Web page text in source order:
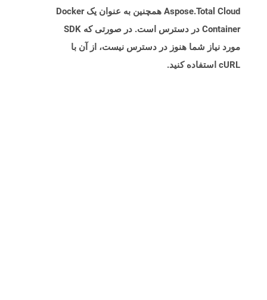
Aspose.Total Cloud همچنین به عنوان یک Docker
Container در دسترس است. در صورتی که SDK
مورد نیاز شما هنوز در دسترس نیست، از آن با
cURL استفاده کنید.